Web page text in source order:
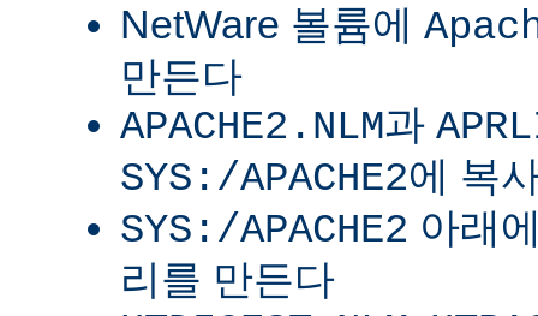
NetWare 볼륨에
만든다
APACHE2.NLM과
SYS:/APACHE2에 복
SYS:/APACHE2 아래
리를 만든다